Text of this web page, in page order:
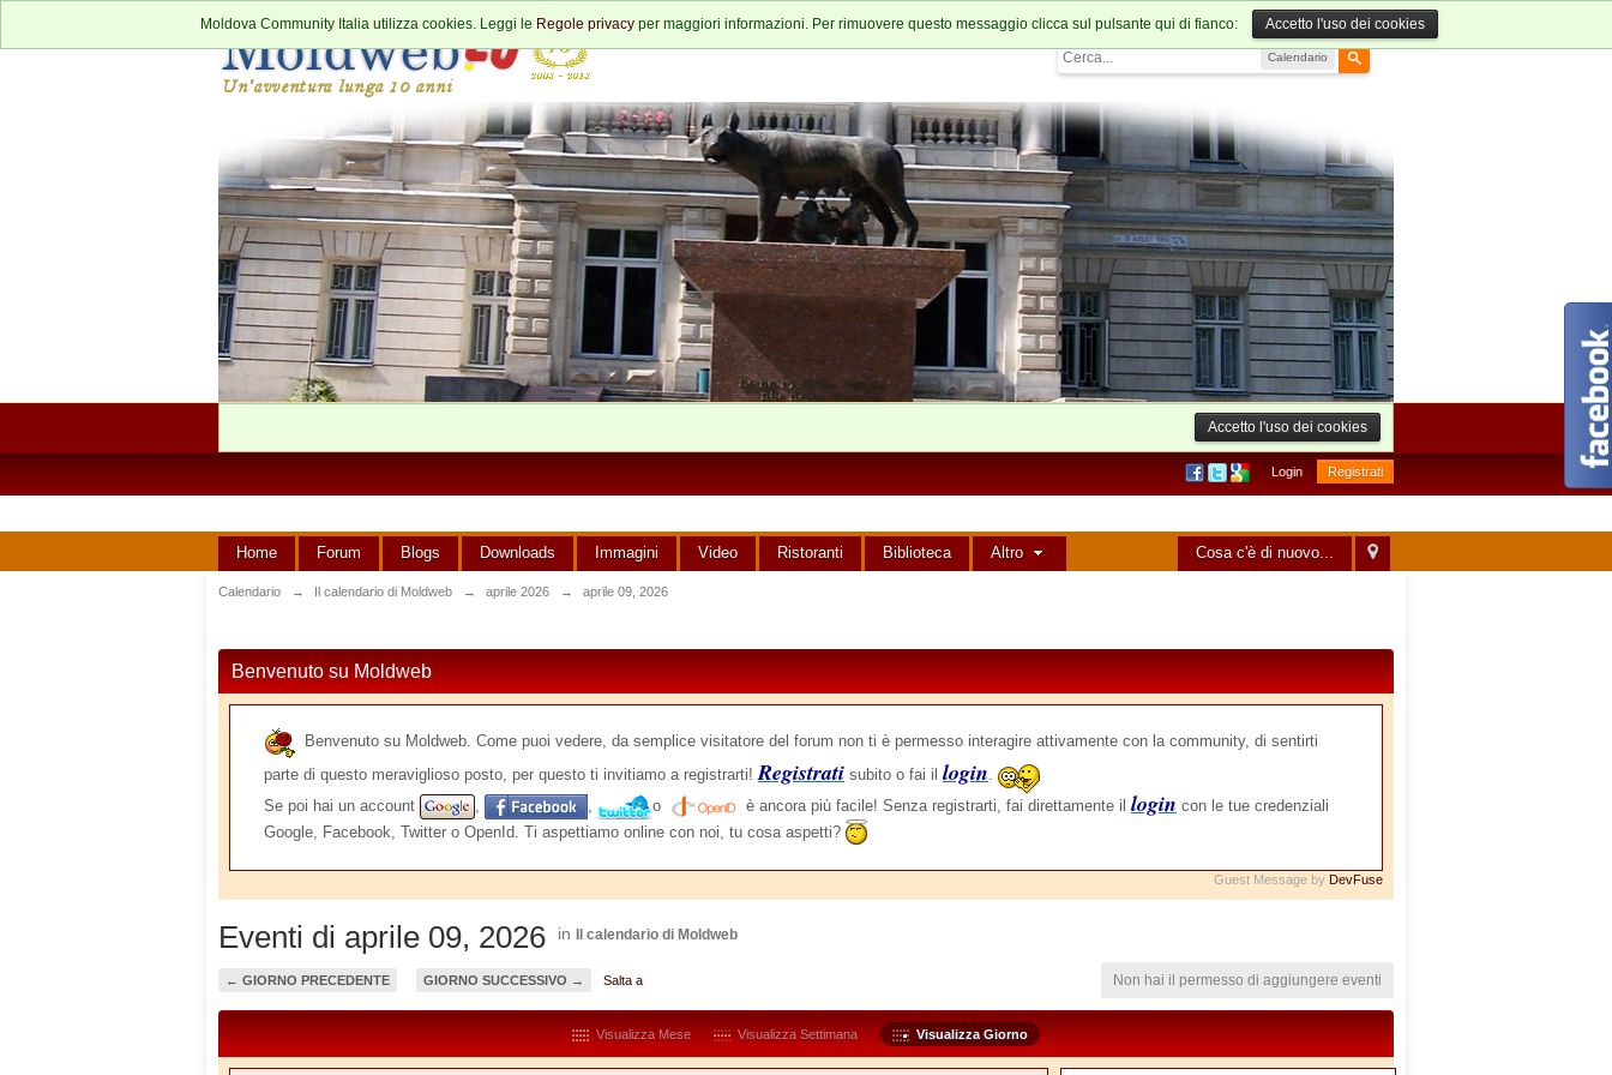
Calendario
Moldova Community Italia utilizza cookies. Leggi le Regole privacy per maggiori informazioni. Per rimuovere questo messaggio clicca sul pulsante qui di fianco: Accetto l'uso dei cookies
Accetto l'uso dei cookies
Login Registrati
Cosa c'è di nuovo...
Home Forum Blogs Downloads Immagini Video Ristoranti Biblioteca Altro
Calendario → Il calendario di Moldweb → aprile 2026 → aprile 09, 2026
Benvenuto su Moldweb
Benvenuto su Moldweb. Come puoi vedere, da semplice visitatore del forum non ti è permesso interagire attivamente con la community, di sentirti
parte di questo meraviglioso posto, per questo ti invitiamo a registrarti!Registrati subito o fai il login.
Se poi hai un account
, , o è ancora più facile! Senza registrarti, fai direttamente il login con le tue credenziali
Google, Facebook, Twitter o OpenId. Ti aspettiamo online con noi, tu cosa aspetti?
Guest Message by DevFuse
Eventi di aprile 09, 2026 in Il calendario di Moldweb
← GIORNO PRECEDENTE GIORNO SUCCESSIVO → Salta a Non hai il permesso di aggiungere eventi
Visualizza Mese Visualizza Settimana Visualizza Giorno